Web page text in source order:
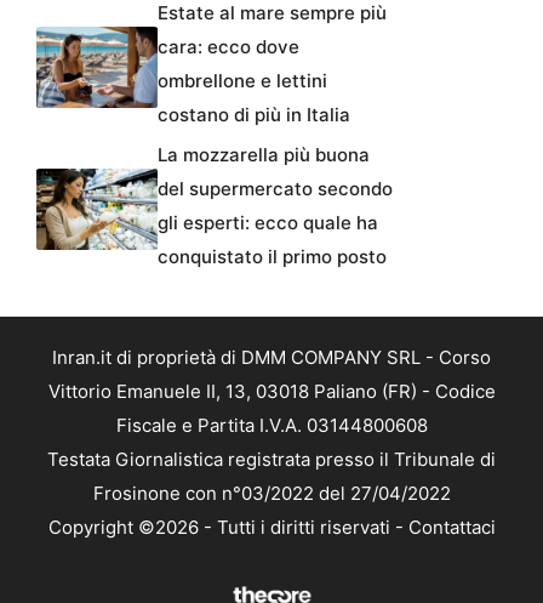
Estate al mare sempre più
cara: ecco dove
ombrellone e lettini
costano di più in Italia
La mozzarella più buona
del supermercato secondo
gli esperti: ecco quale ha
conquistato il primo posto
Inran.it di proprietà di DMM COMPANY SRL - Corso
Vittorio Emanuele II, 13, 03018 Paliano (FR) - Codice
Fiscale e Partita I.V.A. 03144800608
Testata Giornalistica registrata presso il Tribunale di
Frosinone con n°03/2022 del 27/04/2022
Copyright ©2026 - Tutti i diritti riservati - Contattaci